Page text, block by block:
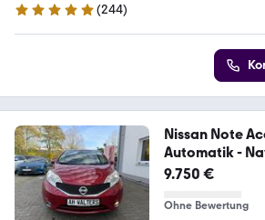
5 Sterne
(244)
Nissan Note
Automatik -
9.750 €
Ohne Bewertung